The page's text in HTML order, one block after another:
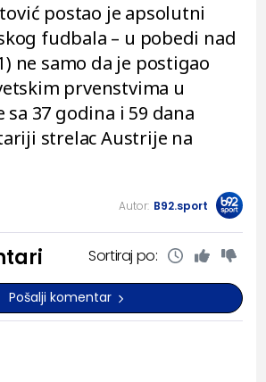
postao je apsolutni
fudbala – u pobedi nad
ne samo da je postigao
prvenstvima u
sa 37 godina i 59 dana
strelac Austrije na
Autor: B92.sport
Sortiraj po:
Pošalji komentar